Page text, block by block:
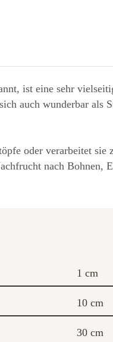
ist eine sehr
auch wunderbar als
oder verarbeitet sie
nach Bohnen,
1 cm
10 cm
30 cm